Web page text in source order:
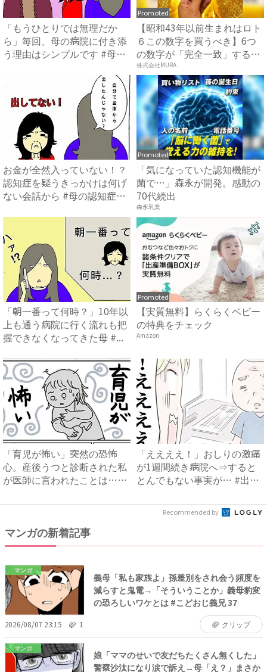
「もうひとりでは無理だか
ら」毎回、母の病院に付き添
う理由はシンプルです #母の
Promoted
【昭和43年以前生まれはロト
６この数字を買うべき】6つ
の数字が「完全一致」する
方...
株式会社MURA
お金が全然入っていない！？
認知症を疑うきっかけは何げ
ない会話から #母の認知症
Promoted
「気になっていた認知機能が
菌で…」森永が開発。感動の
70代続出
森永乳業
「朝一番って何時？」10年以
上も通う病院に行く流れも把
握できなくなってきた母 #...
Promoted
【実質無料】らくらくベビー
の特典をチェック
Amazon
「育児が怖い」突然の恐怖
心。産後うつと診断された私
が医師に言われたことは…｜
「ええええ！」おしりの激痛
が1週間続き病院へ⇒すると
とんでもない事実が… #出
Recommended by
マンガの新着記事
マンガ
義母「私も家族よ」孫差別をされ会う頻度を
減らすと鬼電→「そういうことか」義母豹変
の恐ろしいワケとは #こどおじ義兄 37
2026/08/07 23:15 1 クリップ
マンガ
娘「ママのせいで友だちたくさん無くした」
警察沙汰になり涙で訴え→母「え？」まさか